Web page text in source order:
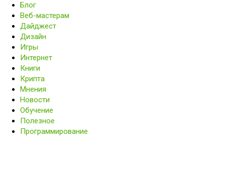
Блог
Веб-мастерам
Дайджест
Дизайн
Игры
Интернет
Книги
Крипта
Мнения
Новости
Обучение
Полезное
Программирование